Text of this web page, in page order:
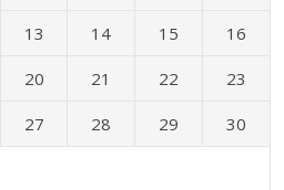
13 14 15 16
20 21 22 23
27 28 29 30